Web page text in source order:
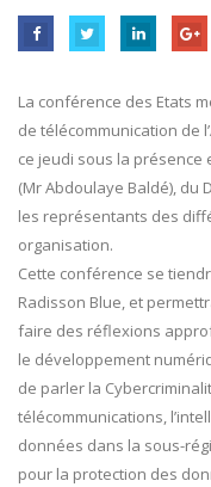
La conférence des Etats
de télécommunication de
ce jeudi sous la présence
(Mr Abdoulaye Baldé), du
les représentants des
organisation.
Cette conférence se
Radisson Blue, et
faire des réflexions
le développement
de parler la
télécommunications,
données dans la sous-
pour la protection des